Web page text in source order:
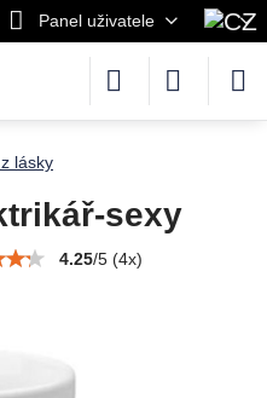
Panel uživatele
lásky
sexy
4.25/5 (4x)